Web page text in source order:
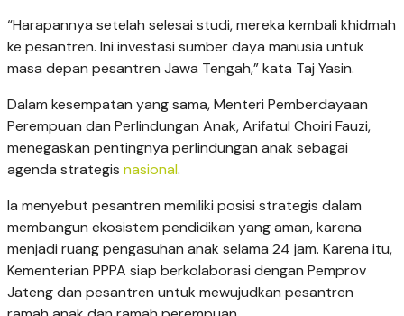
“Harapannya setelah selesai studi, mereka kembali khidmah
ke pesantren. Ini investasi sumber daya manusia untuk
masa depan pesantren Jawa Tengah,” kata Taj Yasin.
Dalam kesempatan yang sama, Menteri Pemberdayaan
Perempuan dan Perlindungan Anak, Arifatul Choiri Fauzi,
menegaskan pentingnya perlindungan anak sebagai
agenda strategis nasional.
Ia menyebut pesantren memiliki posisi strategis dalam
membangun ekosistem pendidikan yang aman, karena
menjadi ruang pengasuhan anak selama 24 jam. Karena itu,
Kementerian PPPA siap berkolaborasi dengan Pemprov
Jateng dan pesantren untuk mewujudkan pesantren